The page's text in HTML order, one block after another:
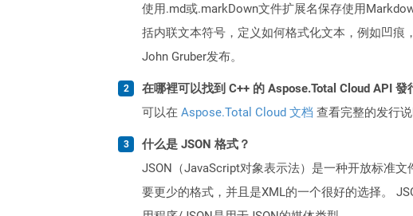
使用.md或.markDown文件扩展名保存使用
括内联文本符号，定义如何格式化文本，例如凹
John Gruber发布。
在哪裡可以找到 C++ 的 Aspose.Total Cloud API 發
可以在 Aspose.Total Cloud 文档 查看完整的发行说
什么是 JSON 格式？
JSON（JavaScript对象表示法）是一种开放标准
要更少的格式，并且是XML的一个很好的选择。